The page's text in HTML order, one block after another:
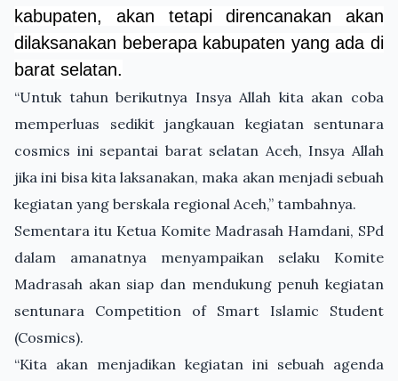
kabupaten, akan tetapi direncanakan akan
dilaksanakan beberapa kabupaten yang ada di
barat selatan.
“Untuk tahun berikutnya Insya Allah kita akan coba
memperluas sedikit jangkauan kegiatan sentunara
cosmics ini sepantai barat selatan Aceh, Insya Allah
jika ini bisa kita laksanakan, maka akan menjadi sebuah
kegiatan yang berskala regional Aceh,” tambahnya.
Sementara itu Ketua Komite Madrasah Hamdani, SPd
dalam amanatnya menyampaikan selaku Komite
Madrasah akan siap dan mendukung penuh kegiatan
sentunara Competition of Smart Islamic Student
(Cosmics).
“Kita akan menjadikan kegiatan ini sebuah agenda